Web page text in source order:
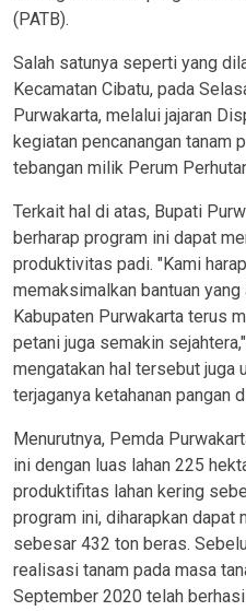
(PATB).
Salah satunya seperti yang
Kecamatan Cibatu, pada
Purwakarta, melalui jajaran
kegiatan pencanangan tanam
tebangan milik Perum
Terkait hal di atas, Bupati
berharap program ini dapat
produktivitas padi. "Kami
memaksimalkan bantuan
Kabupaten Purwakarta terus
petani juga semakin
mengatakan hal tersebut juga
terjaganya ketahanan pangan
Menurutnya, Pemda
ini dengan luas lahan 225
produktifitas lahan kering
program ini, diharapkan
sebesar 432 ton beras.
realisasi tanam pada masa
September 2020 telah